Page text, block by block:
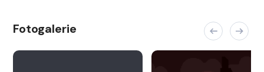
Fotogalerie